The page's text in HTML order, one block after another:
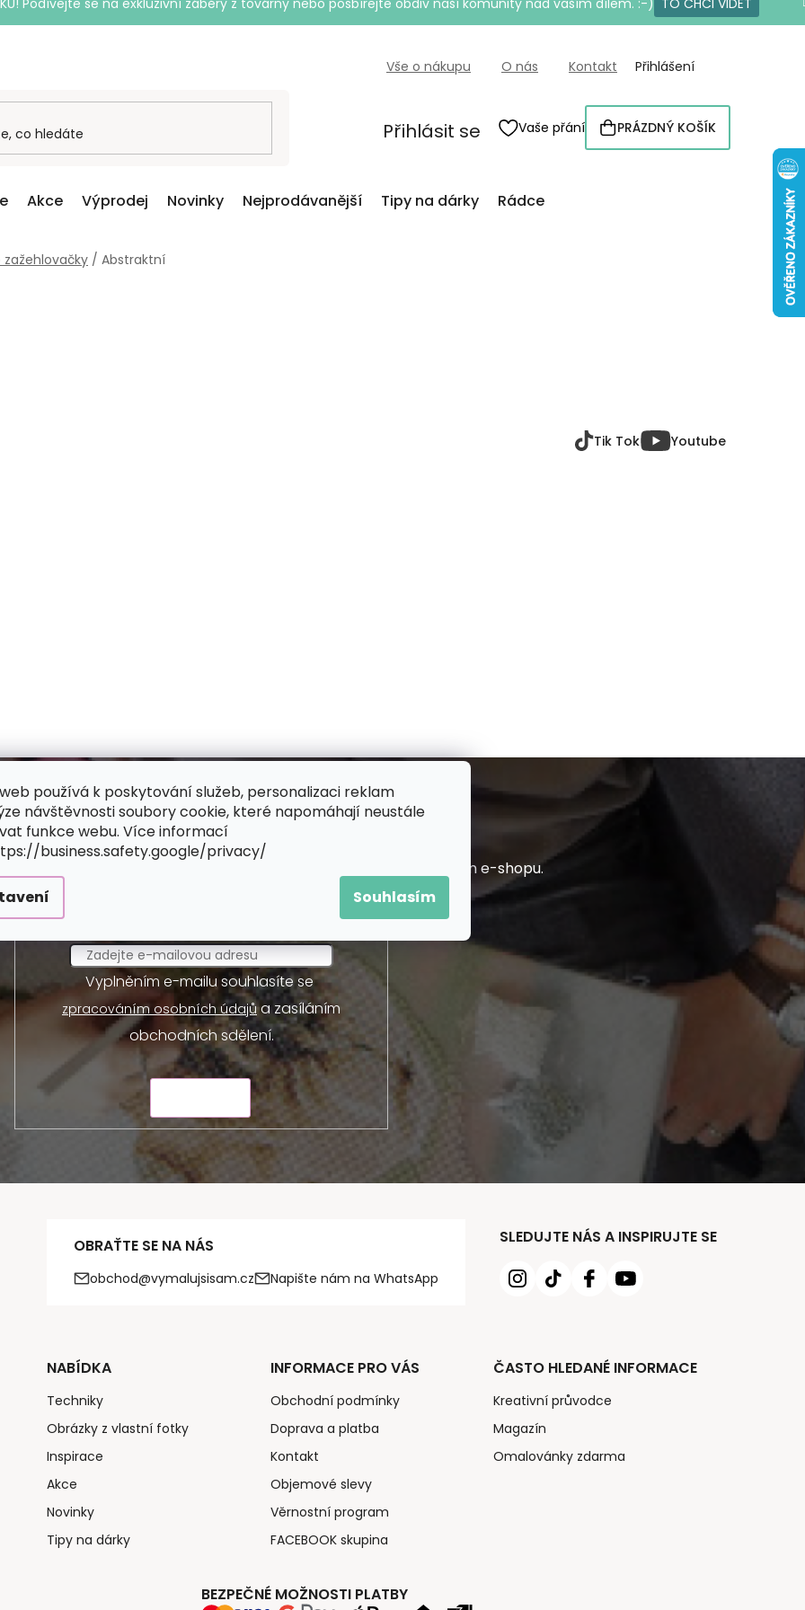
používá k poskytování služeb, personalizaci reklam
návštěvnosti soubory cookie, které napomáhají neustále
funkce webu. Více informací
business.safety.google/privacy/
Souhlasím
Podívejte se na exkluzivní záběry z továrny nebo posbírejte obdiv naší komunity nad vaším dílem. :-) TO CHCI VIDĚT
Vše o nákupu O nás Kontakt Přihlášení
Přihlásit se Vaše přání
NÁKUPNÍ
KOŠÍK
PRÁZDNÝ KOŠÍK
Akce Výprodej Novinky Nejprodávanější Tipy na dárky Rádce
/ Abstraktní
Tik Tok Youtube
Odebírat newsletter
vám budeme zasílat informace o nových produktech na našem e-shopu.
Vyplněním e-mailu souhlasíte se
zpracováním osobních údajůa zasíláním
obchodních sdělení.
OBRAŤTE SE NA NÁS
obchod@vymalujsisam.cz Napište nám na WhatsApp
SLEDUJTE NÁS A INSPIRUJTE SE
NABÍDKA
Techniky
Obrázky z vlastní fotky
Inspirace
Akce
Novinky
Tipy na dárky
INFORMACE PRO VÁS
Obchodní podmínky
Doprava a platba
Kontakt
Objemové slevy
Věrnostní program
FACEBOOK skupina
ČASTO HLEDANÉ INFORMACE
Kreativní průvodce
Magazín
Omalovánky zdarma
BEZPEČNÉ MOŽNOSTI PLATBY